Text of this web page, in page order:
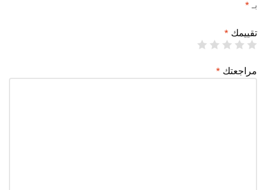
بـ *
تقييمك *
مراجعتك *